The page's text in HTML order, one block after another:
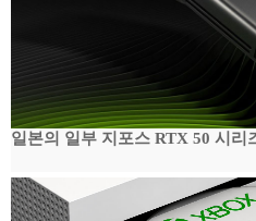
일본의 일부 지포스 RTX 50 시리